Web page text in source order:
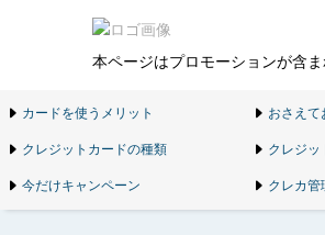
本ページはプロモーションが含
カードを使うメリット
おさえ
クレジットカードの種類
クレジ
今だけキャンペーン
クレカ管